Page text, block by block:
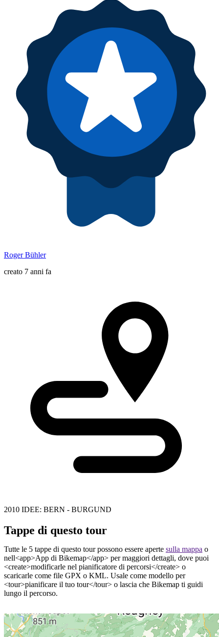
Roger Bühler
creato 7 anni fa
2010 IDEE: BERN - BURGUND
Tappe di questo tour
Tutte le 5 tappe di questo tour possono essere aperte sulla mappa o
nell<app>App di Bikemap</app> per maggiori dettagli, dove puoi
<create>modificarle nel pianificatore di percorsi</create> o
scaricarle come file GPX o KML. Usale come modello per
<tour>pianificare il tuo tour</tour> o lascia che Bikemap ti guidi
lungo il percorso.